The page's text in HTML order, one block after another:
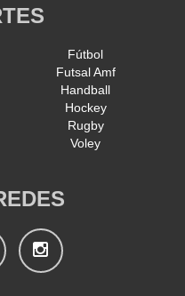
Fútbol
Futsal Amf
Handball
Hockey
Rugby
Voley
Instagram